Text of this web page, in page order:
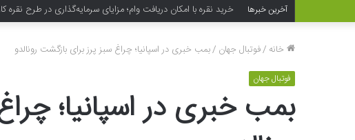
آخرین خبرها خرید نقره با امکان دریافت وام؛ مزایای سرمایه‌گذاری در طرح نقره
خانه /فوتبال جهان /بمب خبری در اسپانیا؛ چراغ سبز پرز برای بازگشت رونالدو
فوتبال جهان
بمب خبری در اسپانیا؛